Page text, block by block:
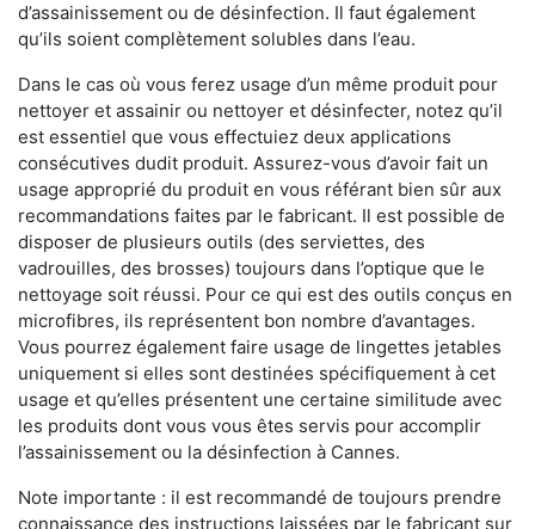
d’assainissement ou de désinfection. Il faut également
qu’ils soient complètement solubles dans l’eau.
Dans le cas où vous ferez usage d’un même produit pour
nettoyer et assainir ou nettoyer et désinfecter, notez qu’il
est essentiel que vous effectuiez deux applications
consécutives dudit produit. Assurez-vous d’avoir fait un
usage approprié du produit en vous référant bien sûr aux
recommandations faites par le fabricant. Il est possible de
disposer de plusieurs outils (des serviettes, des
vadrouilles, des brosses) toujours dans l’optique que le
nettoyage soit réussi. Pour ce qui est des outils conçus en
microfibres, ils représentent bon nombre d’avantages.
Vous pourrez également faire usage de lingettes jetables
uniquement si elles sont destinées spécifiquement à cet
usage et qu’elles présentent une certaine similitude avec
les produits dont vous vous êtes servis pour accomplir
l’assainissement ou la désinfection à Cannes.
Note importante : il est recommandé de toujours prendre
connaissance des instructions laissées par le fabricant sur